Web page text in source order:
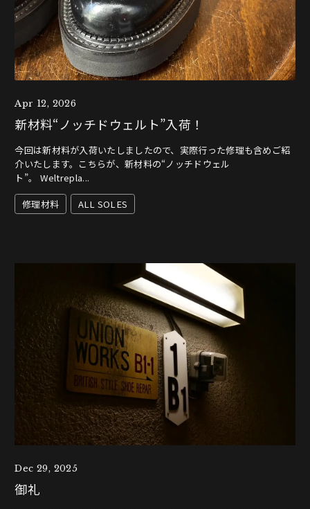
Apr 12, 2026
新材料“ノッチドウェルト”入荷！
今回は新材料が入荷いたしましたので、実際行った修理も含めご紹
介いたします。こちらが、新材料の“ノッチドウェル
ト”。 Weltrepla...
修理材料 ALL SOLES
Dec 29, 2025
御礼